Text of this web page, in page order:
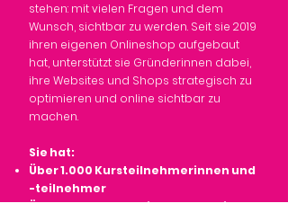
stehen: mit vielen Fragen und dem
Wunsch, sichtbar zu werden. Seit sie 2019
ihren eigenen Onlineshop aufgebaut
hat, unterstützt sie Gründerinnen dabei,
ihre Websites und Shops strategisch zu
optimieren und online sichtbar zu
machen.
Sie hat:
Über 1.000 Kursteilnehmerinnen und
-teilnehmer
Über 500 Stunden Einzel-Coachings